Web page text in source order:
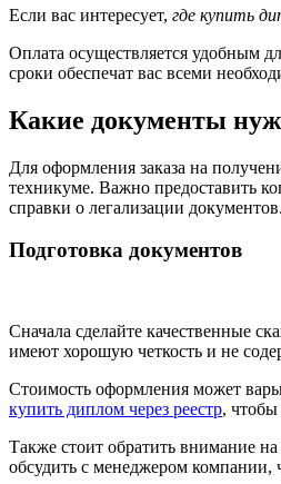
Если вас интересует, где купить
Оплата осуществляется удобным
сроки обеспечат вас всеми
Какие документы
Для оформления заказа на
техникуме. Важно предоставить
справки о легализации документов.
Подготовка документов
Сначала сделайте качественные
имеют хорошую четкость и не
Стоимость оформления может
купить диплом через реестр, чтобы
Также стоит обратить внимание
обсудить с менеджером компании,